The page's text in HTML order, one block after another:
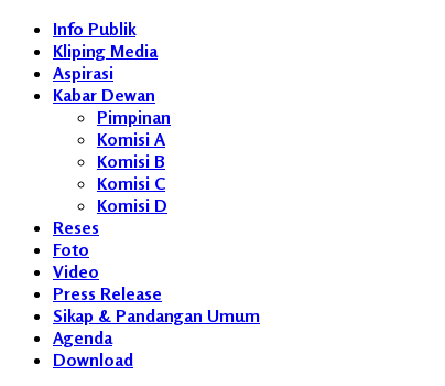
Info Publik
Kliping Media
Aspirasi
Kabar Dewan
Pimpinan
Komisi A
Komisi B
Komisi C
Komisi D
Reses
Foto
Video
Press Release
Sikap & Pandangan Umum
Agenda
Download